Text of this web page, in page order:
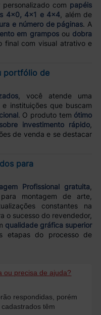
personalizado com papéis
4x0, 4x1 e 4x4 , além de
e número de páginas. A
em gramposou dobra
final com visual atrativo e
portfólio de
, você atende uma
instituições que buscam
. O produto tem ótimo
investimento rápido
de venda e se destacar
para
Profissional gratuita
montagem de arte,
constantes na
o sucesso do revendedor,
qualidade gráfica superior
etapas do processo de
ou precisa de ajuda?
respondidas, porém
têm